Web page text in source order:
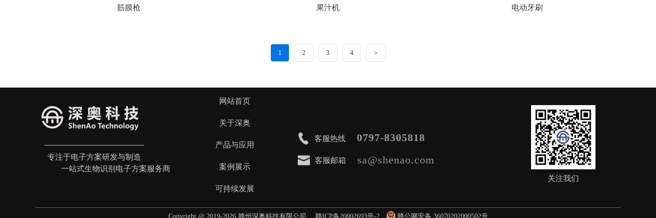
筋膜枪 果汁机 电动牙刷
1 2 3 4 >
Copyright @ 2019-2026 赣州深奥科技有限公司 赣ICP备20002693号-2 赣公网安备 36070202000502号
专注于电子方案研发与制造
一站式生物识别电子方案服务商
客服邮箱 sa@shenao.com
客服热线 0797-8305818
网站首页
关于深奥
产品与应用
案例展示
可持续发展
关注我们